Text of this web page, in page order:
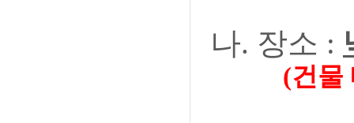
나. 장소 :
(건물 내